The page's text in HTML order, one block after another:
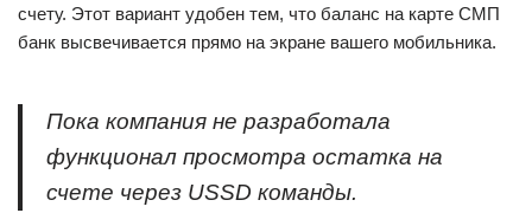
счету. Этот вариант удобен тем, что баланс на карте СМП
банк высвечивается прямо на экране вашего мобильника.
Пока компания не разработала
функционал просмотра остатка на
счете через USSD команды.